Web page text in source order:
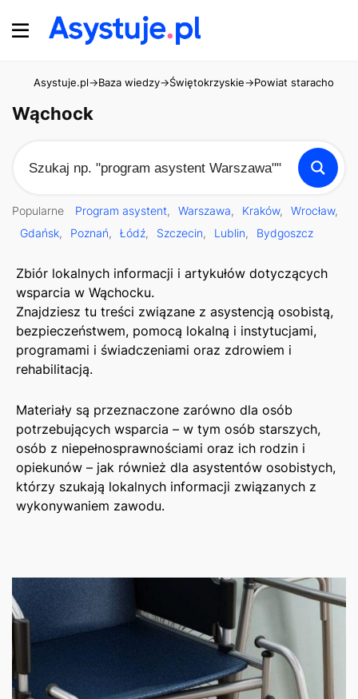
Asystuje.pl→Baza wiedzy→Świętokrzyskie→Powiat starachowicki
Wąchock
Popularne Program asystent Warszawa Kraków
Wrocław
Gdańsk
Poznań Łódź Szczecin Lublin Bydgoszcz
Zbiór lokalnych informacji i artykułów dotyczących
wsparcia w Wąchocku.
Znajdziesz tu treści związane z asystencją osobistą,
bezpieczeństwem, pomocą lokalną i instytucjami,
programami i świadczeniami oraz zdrowiem i
rehabilitacją.
Materiały są przeznaczone zarówno dla osób
potrzebujących wsparcia – w tym osób starszych,
osób z niepełnosprawnościami oraz ich rodzin i
opiekunów – jak również dla asystentów osobistych,
którzy szukają lokalnych informacji związanych z
wykonywaniem zawodu.